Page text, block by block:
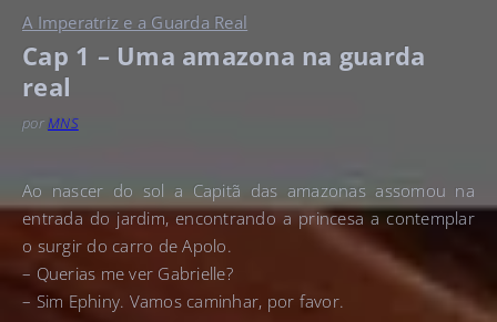
A Imperatriz e a Guarda Real
Cap 1 – Uma amazona na guarda
real
porMNS
Ao nascer do sol a Capitã das amazonas assomou na
entrada do jardim, encontrando a princesa a contemplar
o surgir do carro de Apolo.
– Querias me ver Gabrielle?
– Sim Ephiny. Vamos caminhar, por favor.